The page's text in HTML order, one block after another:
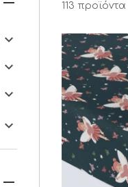
113 προϊόντα